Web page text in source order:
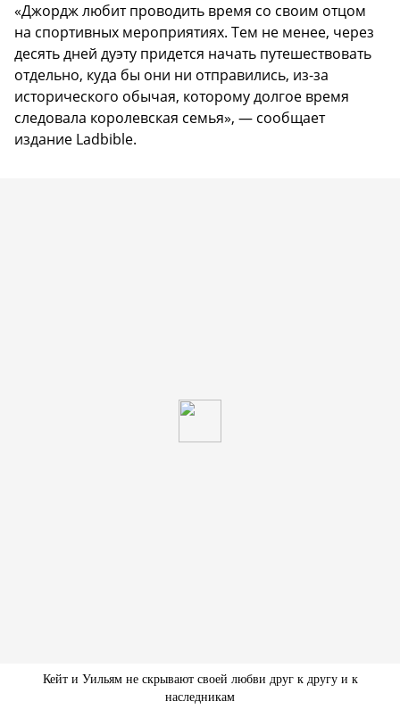
«Джордж любит проводить время со своим отцом
на спортивных мероприятиях. Тем не менее, через
десять дней дуэту придется начать путешествовать
отдельно, куда бы они ни отправились, из-за
исторического обычая, которому долгое время
следовала королевская семья», — сообщает
издание Ladbible.
Кейт и Уильям не скрывают своей любви друг к другу и к
наследникам